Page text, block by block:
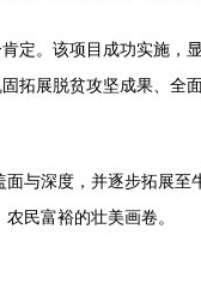
定。该项目成功实施，
拓展脱贫攻坚成果、全
与深度，并逐步拓展
民富裕的壮美画卷。